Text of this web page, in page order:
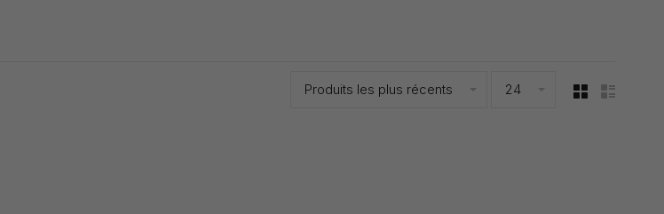
Produits les plus récents 24